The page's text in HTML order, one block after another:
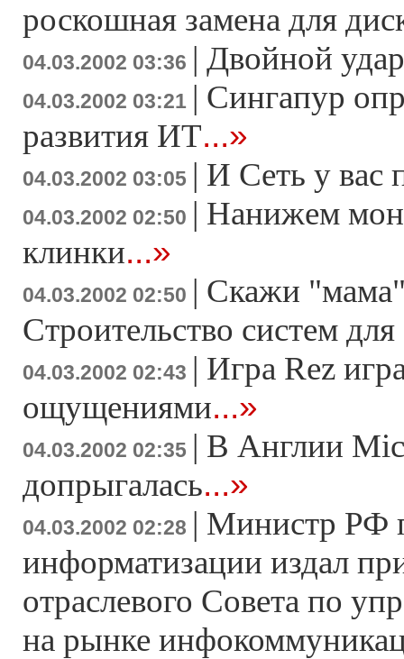
роскошная замена для
04.03.2002 03:36 | Двойной
04.03.2002 03:21 | Сингапур
развития ИТ...»
04.03.2002 03:05 | И Сеть у вас
04.03.2002 02:50 | Нанижем
клинки...»
04.03.2002 02:50 | Скажи
Строительство систем для
04.03.2002 02:43 | Игра Rez
ощущениями...»
04.03.2002 02:35 | В Англии
допрыгалась...»
04.03.2002 02:28 | Министр РФ
информатизации издал
отраслевого Совета по
на рынке